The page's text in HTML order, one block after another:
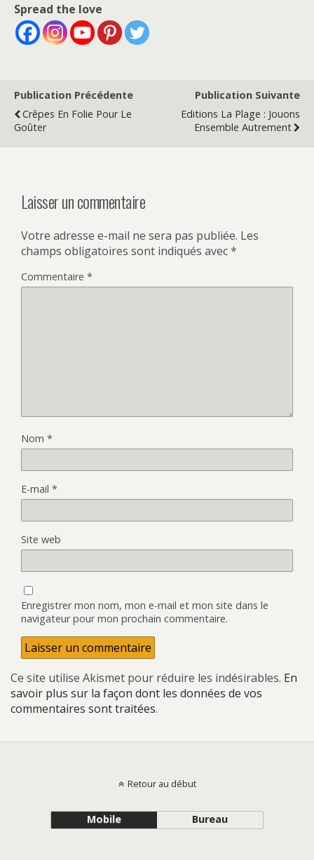
Spread the love
Publication Précédente
Crêpes En Folie Pour Le
Goûter
Publication Suivante
Editions La Plage : Jouons
Ensemble Autrement
Laisser un commentaire
Votre adresse e-mail ne sera pas publiée. Les
champs obligatoires sont indiqués avec*
Commentaire *
Nom *
E-mail *
Site web
Enregistrer mon nom, mon e-mail et mon site dans le
navigateur pour mon prochain commentaire.
Ce site utilise Akismet pour réduire les indésirables. En
savoir plus sur la façon dont les données de vos
commentaires sont traitées.
Retour au début
Mobile Bureau